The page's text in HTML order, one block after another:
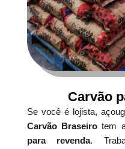
Carvão
Se você é lojista,
Carvão Braseiro tem
para revenda.